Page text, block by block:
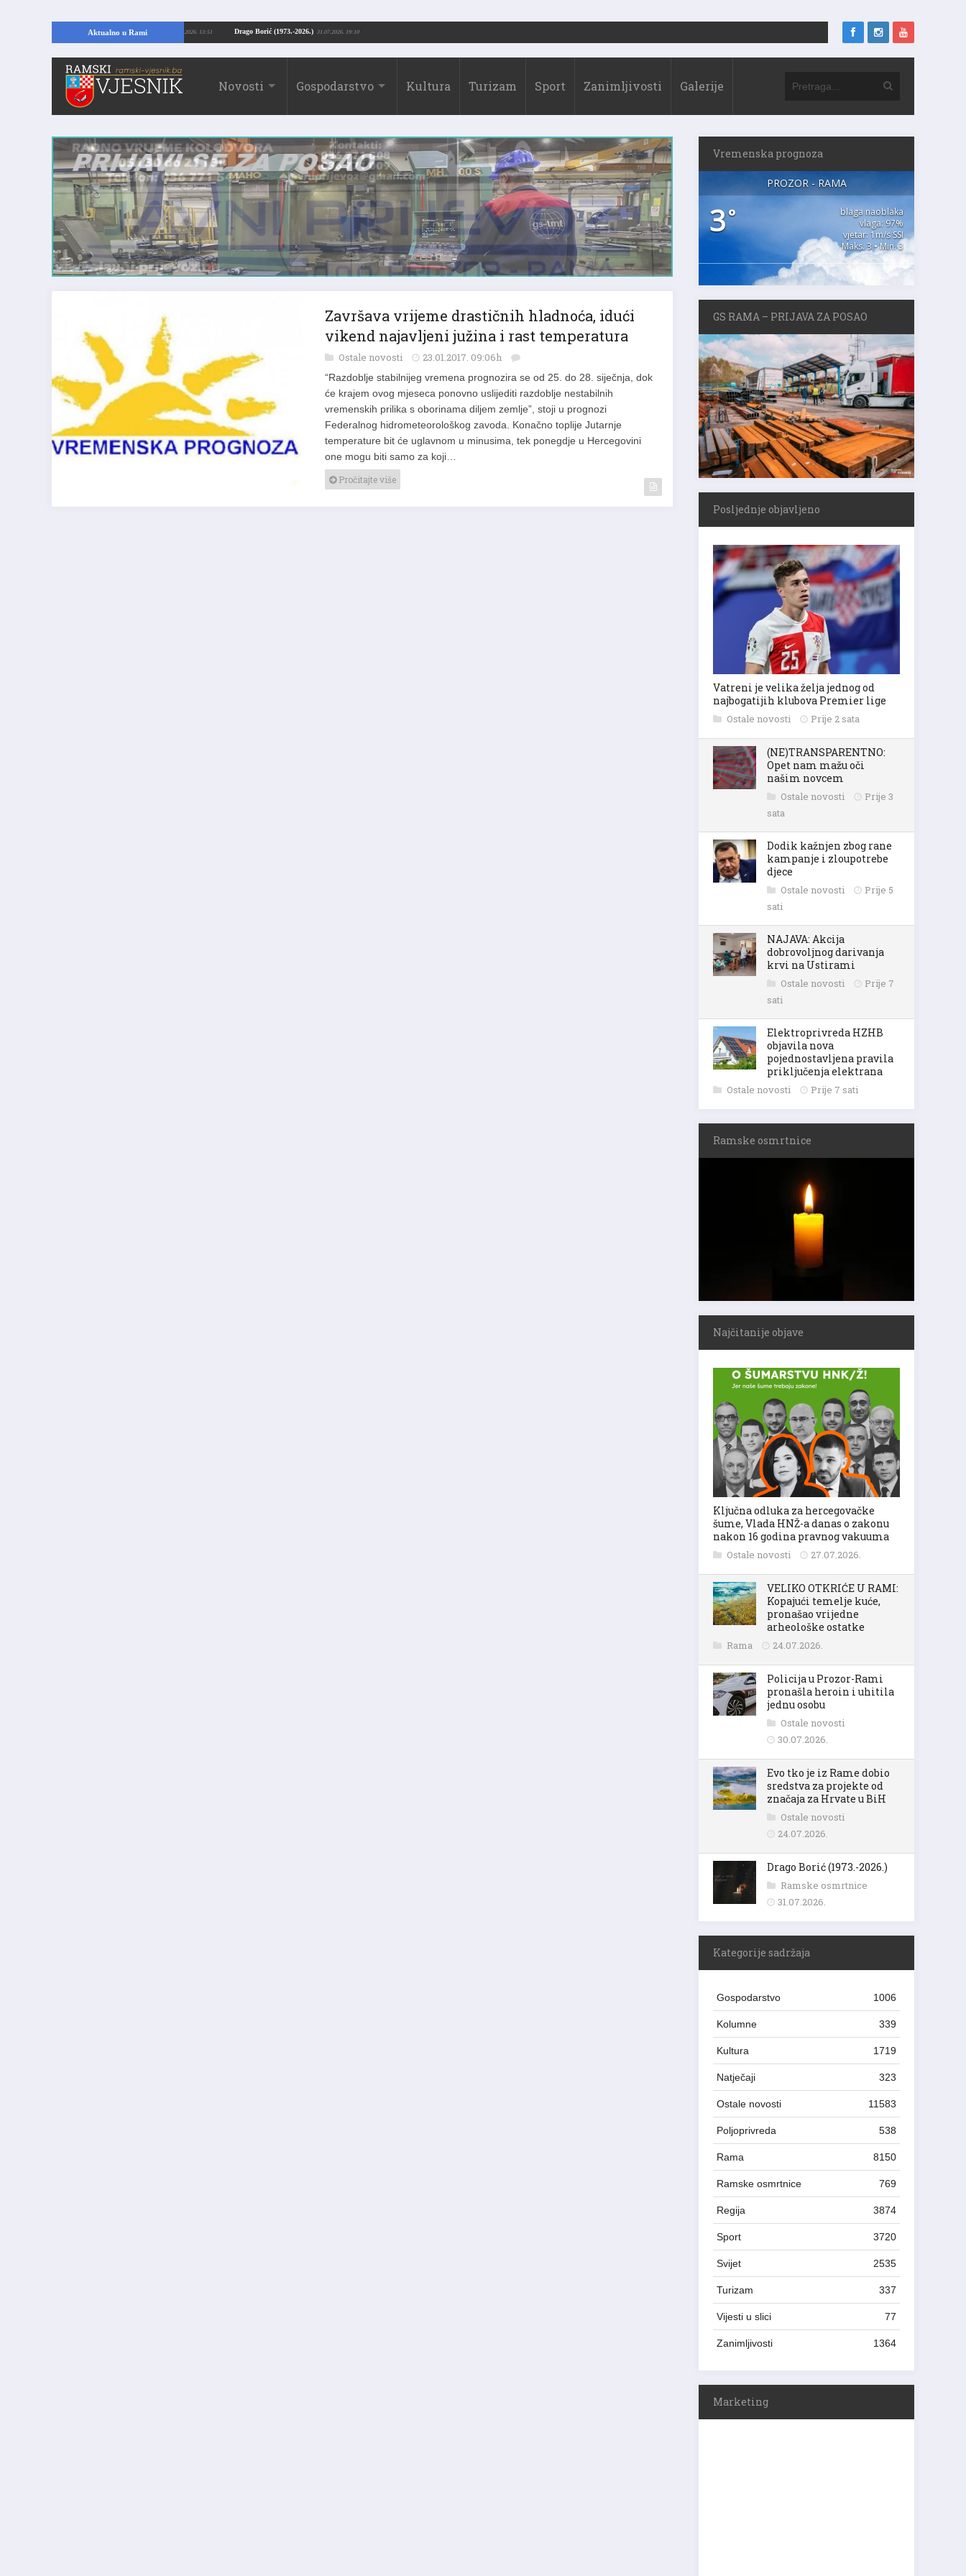
Aktualno u Rami Drago Borić (1973.-2026.) 31.07.2026. 19:10
Kopajući temelje kuće, pronašao vrijedne arheološke ostatke 24.07.2026. 13:51
Novosti Gospodarstvo Kultura Turizam Sport Zanimljivosti Galerije
Završava vrijeme drastičnih hladnoća, idući
vikend najavljeni južina i rast temperatura
Ostale novosti 23.01.2017. 09:06h
“Razdoblje stabilnijeg vremena prognozira se od 25. do 28. siječnja, dok
će krajem ovog mjeseca ponovno uslijediti razdoblje nestabilnih
vremenskih prilika s oborinama diljem zemlje”, stoji u prognozi
Federalnog hidrometeorološkog zavoda. Konačno toplije Jutarnje
temperature bit će uglavnom u minusima, tek ponegdje u Hercegovini
one mogu biti samo za koji…
Pročitajte više
Vremenska prognoza
PROZOR - RAMA
3°
blaga naoblaka
vlaga: 97%
vjetar: 1m/s SSI
Maks. 3 • Min. 3
GS RAMA – PRIJAVA ZA POSAO
Posljednje objavljeno
Vatreni je velika želja jednog od
najbogatijih klubova Premier lige
Ostale novosti Prije 2 sata
(NE)TRANSPARENTNO:
Opet nam mažu oči
našim novcem
Ostale novosti
Prije 3
sata
Dodik kažnjen zbog rane
kampanje i zloupotrebe
djece
Ostale novosti
Prije 5
sati
NAJAVA: Akcija
dobrovoljnog darivanja
krvi na Ustirami
Ostale novosti
Prije 7
sati
Elektroprivreda HZHB
objavila nova
pojednostavljena pravila
priključenja elektrana
Ostale novosti Prije 7 sati
Ramske osmrtnice
Najčitanije objave
Ključna odluka za hercegovačke
šume, Vlada HNŽ-a danas o zakonu
nakon 16 godina pravnog vakuuma
Ostale novosti 27.07.2026.
VELIKO OTKRIĆE U RAMI:
Kopajući temelje kuće,
pronašao vrijedne
arheološke ostatke
Rama 24.07.2026.
Policija u Prozor-Rami
pronašla heroin i uhitila
jednu osobu
Ostale novosti
30.07.2026.
Evo tko je iz Rame dobio
sredstva za projekte od
značaja za Hrvate u BiH
Ostale novosti
24.07.2026.
Drago Borić (1973.-2026.)
Ramske osmrtnice
31.07.2026.
Kategorije sadržaja
Gospodarstvo 1006
Kolumne 339
Kultura 1719
Natječaji 323
Ostale novosti 11583
Poljoprivreda 538
Rama 8150
Ramske osmrtnice 769
Regija 3874
Sport 3720
Svijet 2535
Turizam 337
Vijesti u slici 77
Zanimljivosti 1364
Marketing